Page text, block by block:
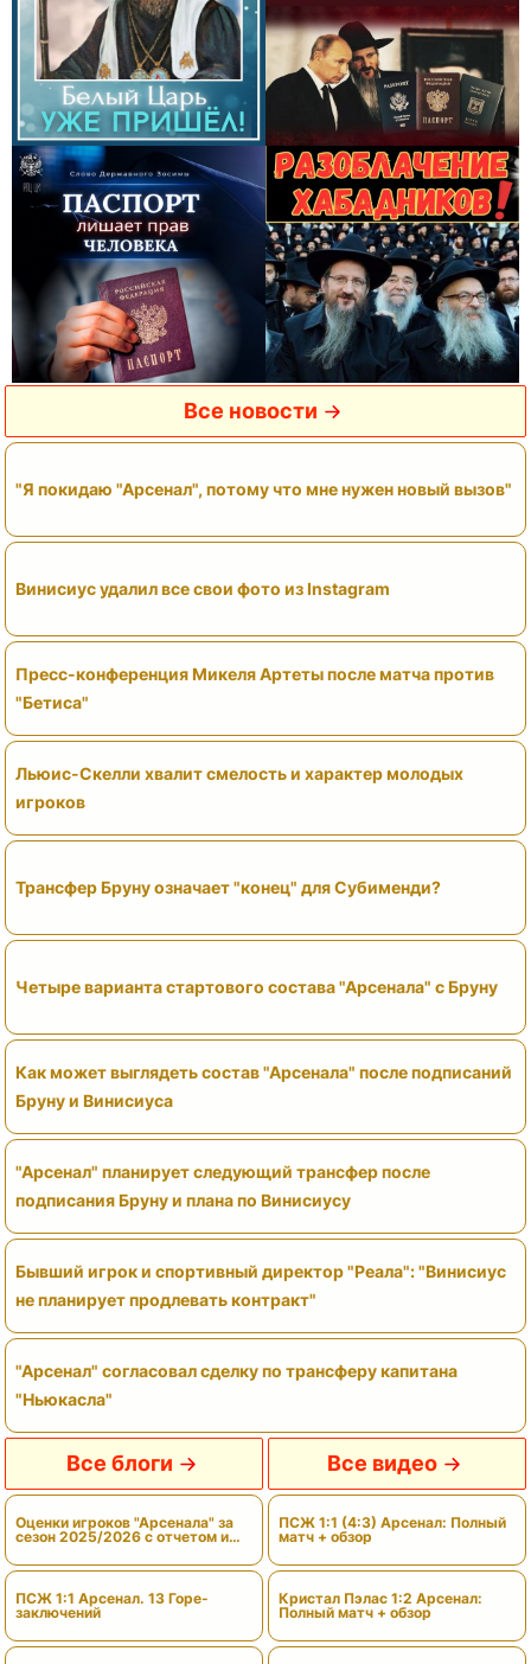
Все новости
"Я покидаю "Арсенал", потому что мне нужен новый вызов"
Винисиус удалил все свои фото из Instagram
Пресс-конференция Микеля Артеты после матча против
"Бетиса"
Льюис-Скелли хвалит смелость и характер молодых
игроков
Трансфер Бруну означает "конец" для Субименди?
Четыре варианта стартового состава "Арсенала" с Бруну
Как может выглядеть состав "Арсенала" после подписаний
Бруну и Винисиуса
"Арсенал" планирует следующий трансфер после
подписания Бруну и плана по Винисиусу
Бывший игрок и спортивный директор "Реала": "Винисиус
не планирует продлевать контракт"
"Арсенал" согласовал сделку по трансферу капитана
"Ньюкасла"
Все блоги
Оценки игроков "Арсенала" за
сезон 2025/2026 с отчетом и
ПСЖ 1:1 Арсенал. 13 Горе-
заключений
Все видео
ПСЖ 1:1 (4:3) Арсенал: Полный
матч + обзор
Кристал Пэлас 1:2 Арсенал:
Полный матч + обзор